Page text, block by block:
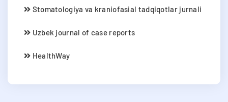
Stomatologiya va kraniofasial tadqiqotlar jurnali
Uzbek journal of case reports
HealthWay